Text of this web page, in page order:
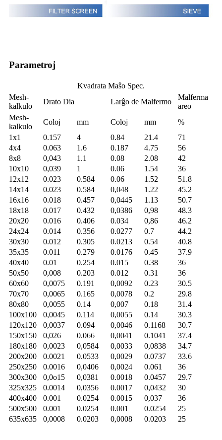
Parametroj
Kvadrata Maŝo Spec.
Mesh-
kalkulo
Drato Dia Larĝo de Malfermo
Malferma
areo
Mesh-
kalkulo
Coloj mm Coloj mm
%
1x1
0.157 4 0.84 21.4
71
4x4
0.063 1.6 0.187 4.75
56
8x8
0,043 1.1 0.08 2.08
42
10x10
0,039 1 0.06 1.54
36
12x12
0.023 0.584 0.06 1.52
51.8
14x14
0.023 0.584 0,048 1.22
45.2
16x16
0.018 0.457 0,0445 1.13
50.7
18x18
0.017 0.432 0,0386 0,98
48.3
20x20
0.016 0.406 0.034 0,86
46.2
24x24
0.014 0.356 0.0277 0.7
44.2
30x30
0.012 0.305 0.0213 0.54
40.8
35x35
0.011 0.279 0.0176 0.45
37.9
40x40
0.01 0.254 0.015 0.38
36
50x50
0,008 0.203 0.012 0.31
36
60x60
0,0075 0.191 0,0092 0.23
30.5
70x70
0,0065 0.165 0,0078 0.2
29.8
80x80
0,0055 0.14 0,007 0.18
31.4
100x100
0,0045 0.114 0,0055 0.14
30.3
120x120
0,0037 0.094 0,0046 0.1168
30.7
150x150
0,026 0.066 0,0041 0.1041
37.4
180x180
0,0023 0,0584 0,0033 0,0838
34.7
200x200
0.0021 0.0533 0,0029 0.0737
33.6
250x250
0.0016 0,0406 0,0024 0.061
36
300x300
0,0o15 0,0381 0.0018 0.0457
29.7
325x325
0.0014 0,0356 0.0017 0,0432
30
400x400
0.001 0.0254 0.0015 0,037
36
500x500
0.001 0.0254 0.001 0.0254
25
635x635
0,0008 0.0203 0,0008 0.0203 25